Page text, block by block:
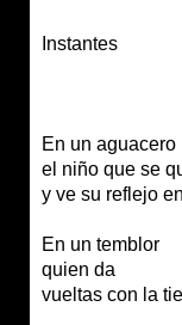
Instantes
En un aguacero
el niño que se
y ve su reflejo
En un temblor
quien da
vueltas con la